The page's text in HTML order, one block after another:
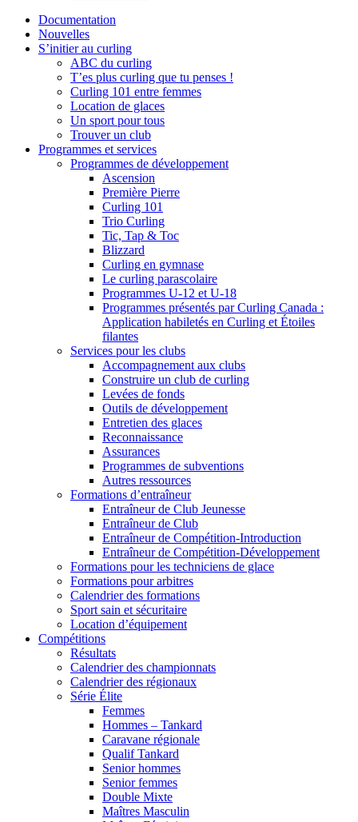
Documentation
Nouvelles
S’initier au curling
ABC du curling
T’es plus curling que tu penses !
Curling 101 entre femmes
Location de glaces
Un sport pour tous
Trouver un club
Programmes et services
Programmes de développement
Ascension
Première Pierre
Curling 101
Trio Curling
Tic, Tap & Toc
Blizzard
Curling en gymnase
Le curling parascolaire
Programmes U-12 et U-18
Programmes présentés par Curling Canada :
Application habiletés en Curling et Étoiles
filantes
Services pour les clubs
Accompagnement aux clubs
Construire un club de curling
Levées de fonds
Outils de développement
Entretien des glaces
Reconnaissance
Assurances
Programmes de subventions
Autres ressources
Formations d’entraîneur
Entraîneur de Club Jeunesse
Entraîneur de Club
Entraîneur de Compétition-Introduction
Entraîneur de Compétition-Développement
Formations pour les techniciens de glace
Formations pour arbitres
Calendrier des formations
Sport sain et sécuritaire
Location d’équipement
Compétitions
Résultats
Calendrier des championnats
Calendrier des régionaux
Série Élite
Femmes
Hommes – Tankard
Caravane régionale
Qualif Tankard
Senior hommes
Senior femmes
Double Mixte
Maîtres Masculin